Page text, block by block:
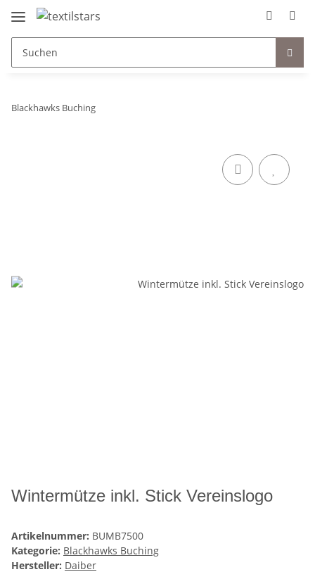
Blackhawks Buching
Wintermütze inkl. Stick Vereinslogo
Artikelnummer: BUMB7500
Kategorie: Blackhawks Buching
Hersteller: Daiber